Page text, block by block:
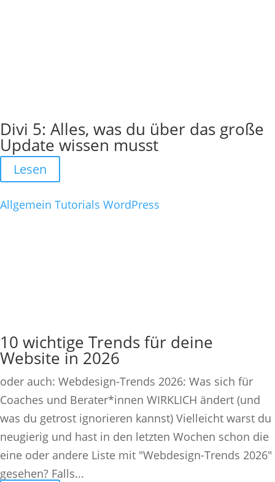
Divi 5: Alles, was du über das große
Update wissen musst
Lesen
Allgemein Tutorials WordPress
10 wichtige Trends für deine
Website in 2026
oder auch: Webdesign-Trends 2026: Was sich für
Coaches und Berater*innen WIRKLICH ändert (und
was du getrost ignorieren kannst) Vielleicht warst du
neugierig und hast in den letzten Wochen schon die
eine oder andere Liste mit "Webdesign-Trends 2026"
gesehen? Falls...